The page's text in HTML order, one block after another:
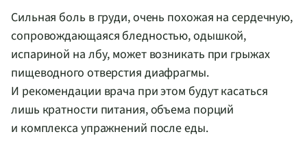
Сильная боль в груди, очень похожая на сердечную,
сопровождающаяся бледностью, одышкой,
испариной на лбу, может возникать при грыжах
пищеводного отверстия диафрагмы.
И рекомендации врача при этом будут касаться
лишь кратности питания, объема порций
и комплекса упражнений после еды.